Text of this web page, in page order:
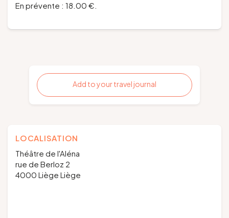
En prévente : 18.00 €.
Add to your travel journal
LOCALISATION
Théâtre de l'Aléna
rue de Berloz 2
4000 Liège Liège